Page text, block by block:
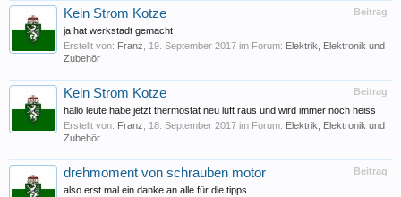
Beitrag
Kein Strom Kotze
ja hat werkstadt gemacht
Erstellt von: Franz 19. September 2017 im Forum: Elektrik, Elektronik und
Zubehör
Beitrag
Kein Strom Kotze
hallo leute habe jetzt thermostat neu luft raus und wird immer noch heiss
Erstellt von: Franz 18. September 2017 im Forum: Elektrik, Elektronik und
Zubehör
Beitrag
drehmoment von schrauben motor
also erst mal ein danke an alle für die tipps